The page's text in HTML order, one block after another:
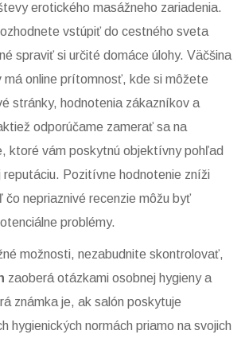
erotického masážneho zariadenia.
vstúpiť do cestného sveta
spraviť si určité domáce úlohy. Väčšina
má online prítomnosť, kde si môžete
stránky, hodnotenia zákazníkov a
odporúčame zamerať sa na
ktoré vám poskytnú objektívny pohľad
reputáciu. Pozitívne hodnotenie zníži
nepriaznivé recenzie môžu byť
problémy.
možnosti, nezabudnite skontrolovať,
zaoberá otázkami osobnej hygieny a
známka je, ak salón poskytuje
hygienických normách priamo na svojich